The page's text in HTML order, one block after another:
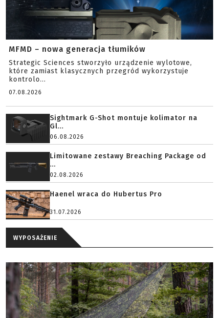
MFMD – nowa generacja tłumików
Strategic Sciences stworzyło urządzenie wylotowe,
które zamiast klasycznych przegród wykorzystuje
kontrolo...
07.08.2026
Sightmark G-Shot montuje kolimator na
Gl...
06.08.2026
Limitowane zestawy Breaching Package od
...
02.08.2026
Haenel wraca do Hubertus Pro
31.07.2026
WYPOSAŻENIE